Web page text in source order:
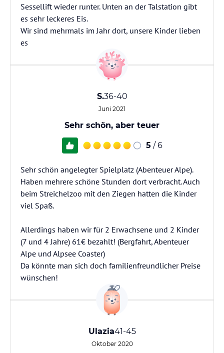
Sessellift wieder runter. Unten an der Talstation gibt
es sehr leckeres Eis.
Wir sind mehrmals im Jahr dort, unsere Kinder lieben
es
S.36-40
Juni 2021
Sehr schön, aber teuer
5 / 6
Sehr schön angelegter Spielplatz (Abenteuer Alpe).
Haben mehrere schöne Stunden dort verbracht. Auch
beim Streichelzoo mit den Ziegen hatten die Kinder
viel Spaß.
Allerdings haben wir für 2 Erwachsene und 2 Kinder
(7 und 4 Jahre) 61€ bezahlt! (Bergfahrt, Abenteuer
Alpe und Alpsee Coaster)
Da könnte man sich doch familienfreundlicher Preise
wünschen!
Ulazia41-45
Oktober 2020